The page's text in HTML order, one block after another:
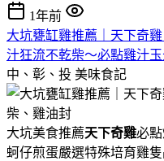
1年前
大坑甕缸雞推薦｜天下奇
汁狂流不乾柴～必點雞汁
中、彰、投 美味食記
大坑美食推薦天下奇雞必
蚵仔煎蛋嚴選特殊培育雞